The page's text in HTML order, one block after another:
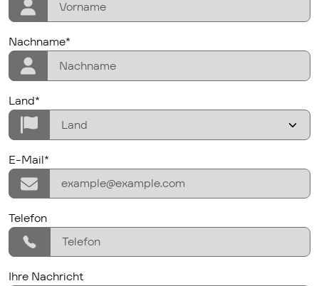
lastname
Nachname*
Country/Region
Land*
E-Mail*
E-Mail*
phone
Telefon
Ihre Nachricht
Ihre Nachricht